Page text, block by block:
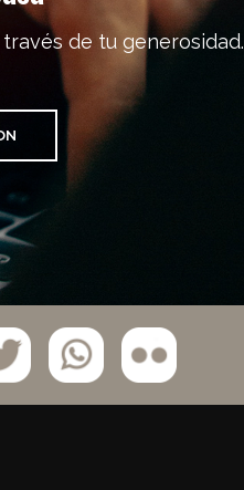
de tu generosidad.